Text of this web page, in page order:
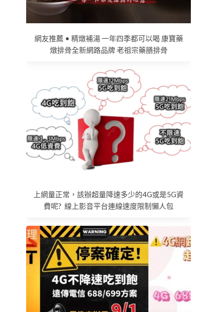
網友推薦 • 精燉補湯 一年四季都可以喝 康寶藥
燉排骨全新網路品牌 老祖宗藥膳排骨
上網量正常，該辦超量降速多少的4G或是5G資
費呢? 線上影音平台連線速度限制懶人包